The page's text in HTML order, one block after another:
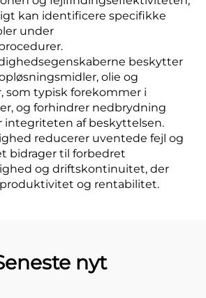
kan identificere specifikke
under
beskytter
olie og
som typisk forekommer i
og forhindrer nedbrydning
integriteten af beskyttelsen.
reducerer uventede fejl og
bidrager til forbedret
og driftskontinuitet, der
og rentabilitet.
nyt